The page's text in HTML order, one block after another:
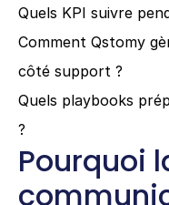
Quels KPI suivre
Comment Qstomy
côté support ?
Quels playbooks
?
Pourquoi